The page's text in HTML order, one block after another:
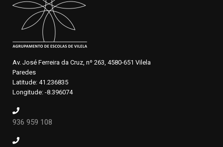
Av. José Ferreira da Cruz, nº 263, 4580-651 Vilela
Paredes
Latitude: 41.236835
Longitude: -8.396074
936 959 108